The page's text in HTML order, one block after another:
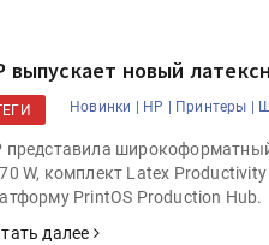
выпускает новый
Новинки | HP | Принтеры |
представила
W, комплект Latex
PrintOS Production Hub.
далее